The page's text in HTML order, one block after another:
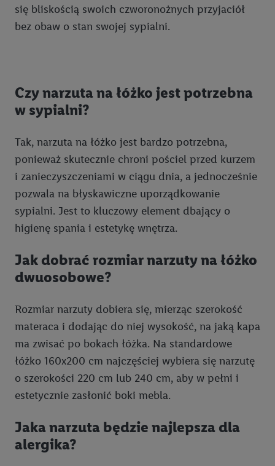
się bliskością swoich czworonożnych przyjaciół
bez obaw o stan swojej sypialni.
Czy narzuta na łóżko jest potrzebna
w sypialni?
Tak, narzuta na łóżko jest bardzo potrzebna,
ponieważ skutecznie chroni pościel przed kurzem
i zanieczyszczeniami w ciągu dnia, a jednocześnie
pozwala na błyskawiczne uporządkowanie
sypialni. Jest to kluczowy element dbający o
higienę spania i estetykę wnętrza.
Jak dobrać rozmiar narzuty na łóżko
dwuosobowe?
Rozmiar narzuty dobiera się, mierząc szerokość
materaca i dodając do niej wysokość, na jaką kapa
ma zwisać po bokach łóżka. Na standardowe
łóżko 160x200 cm najczęściej wybiera się narzutę
o szerokości 220 cm lub 240 cm, aby w pełni i
estetycznie zasłonić boki mebla.
Jaka narzuta będzie najlepsza dla
alergika?
Zapewnienie bezpieczeństwa, zapobieganie i wykrywanie
oszustw oraz rozwiązywanie problemów, dostarczanie i
informacji, mierzenie sukcesu kampanii reklamowych za
pośrednictwem TTD oraz wykorzystanie opartej na
telekomunikacji technologii Utiq do marketingu cyfrowego i:
grup docelowych na podstawie statystyk lub łączenia danych
z różnych źródeł, opracowywanie i ulepszanie ofert, pomiar
skuteczności reklam, wykorzystanie ograniczonych danych do
wyboru reklam, wykorzystanie profili do doboru
spersonalizowanych reklam, tworzenie profili na potrzeby
personalizacji reklam, przechowywanie lub dostęp do
informacji na urządzeniu końcowym.
Użycie dokładnych danych geolokalizacyjnych.
Przechowywanie informacji na urządzeniu lub dostęp do
nich. Rozumienie odbiorców dzięki statystyce lub
efektywności reklam. Wykorzystanie profili do wyboru
spersonalizowanych reklam. Tworzenie profili w celu
spersonalizowanych reklam. Wykorzystywanie
ograniczonych danych do wyboru reklam. Rozwój i
ulepszanie usług.
Lista partnerów (dostawców)